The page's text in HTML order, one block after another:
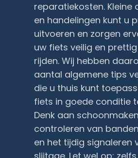
reparatiekosten. Kleine
en handelingen kunt u
uitvoeren en zorgen
uw fiets veilig en
rijden. Wij hebben
aantal algemene tips
die u thuis kunt
fiets in goede conditie
Denk aan
controleren van
en het tijdig signaleren